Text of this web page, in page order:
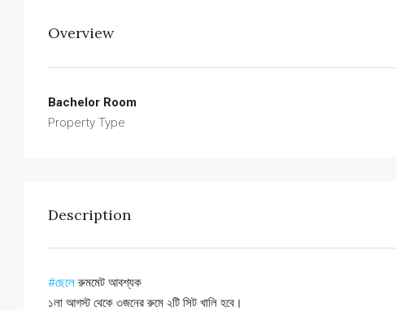
Overview
Bachelor Room
Property Type
Description
#ছেলেরুমমেট আবশ্যক
১লা আগস্ট থেকে ৩জনের রুমে ২টি সিট খালি হবে।